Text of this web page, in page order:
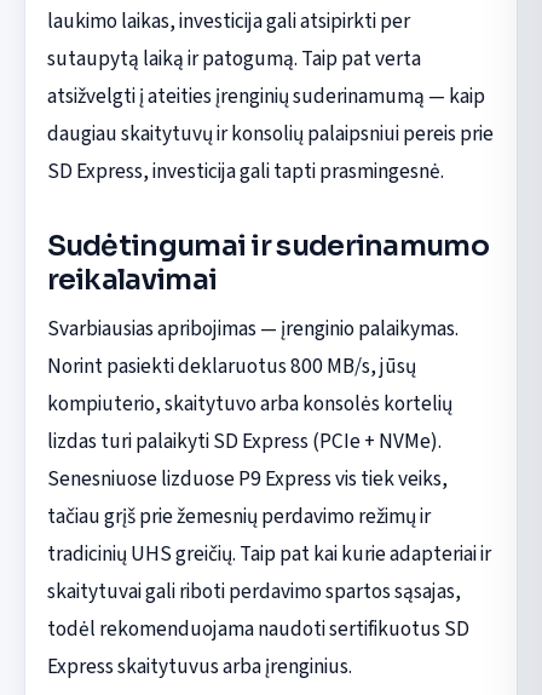
laukimo laikas, investicija gali atsipirkti per
sutaupytą laiką ir patogumą. Taip pat verta
atsižvelgti į ateities įrenginių suderinamumą — kaip
daugiau skaitytuvų ir konsolių palaipsniui pereis prie
SD Express, investicija gali tapti prasmingesnė.
Sudėtingumai ir suderinamumo
reikalavimai
Svarbiausias apribojimas — įrenginio palaikymas.
Norint pasiekti deklaruotus 800 MB/s, jūsų
kompiuterio, skaitytuvo arba konsolės kortelių
lizdas turi palaikyti SD Express (PCIe + NVMe).
Senesniuose lizduose P9 Express vis tiek veiks,
tačiau grįš prie žemesnių perdavimo režimų ir
tradicinių UHS greičių. Taip pat kai kurie adapteriai ir
skaitytuvai gali riboti perdavimo spartos sąsajas,
todėl rekomenduojama naudoti sertifikuotus SD
Express skaitytuvus arba įrenginius.